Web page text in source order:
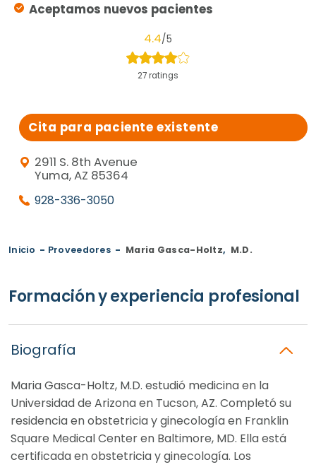
Aceptamos nuevos pacientes
4.4/5
27 ratings
Cita para paciente existente
2911 S. 8th Avenue
Yuma, AZ 85364
928-336-3050
Inicio - Proveedores - Maria Gasca-Holtz, M.D.
Formación y experiencia profesional
Biografía
Maria Gasca-Holtz, M.D. estudió medicina en la
Universidad de Arizona en Tucson, AZ. Completó su
residencia en obstetricia y ginecología en Franklin
Square Medical Center en Baltimore, MD. Ella está
certificada en obstetricia y ginecología. Los